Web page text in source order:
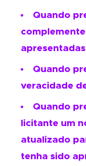
Quando
Quando
veracidade
Quando
licitante um
atualizado
tenha sido